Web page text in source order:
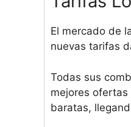
El mercado de
nuevas tarifas
Todas sus
mejores
baratas,